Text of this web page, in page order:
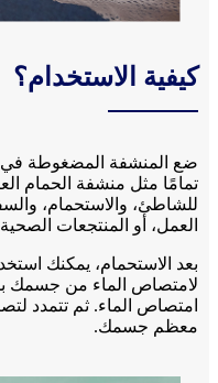
كيفية الاستخدام؟
ضع المنشفة المضغوطة في
تمامًا مثل منشفة الحمام
للشاطئ، والاستحمام،
العمل، أو المنتجعات
بعد الاستحمام، يمكنك
لامتصاص الماء من جسمك
امتصاص الماء. ثم تتمدد
معظم جسمك.